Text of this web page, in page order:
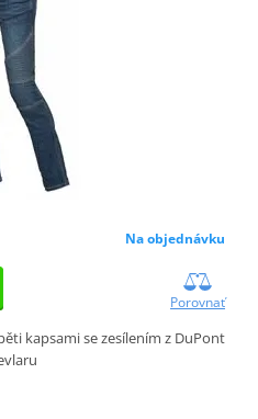
Na objednávku
Porovnať
kapsami se zesílením z DuPont